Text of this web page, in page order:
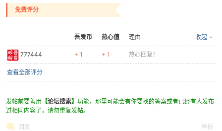
解
免费评分
吾爱币 热心值 收起
理由
777444 + 1 + 1 热心回复！
查看全部评分
发帖前要善用 【论坛搜索】 功能，那里可能会有你要找的答案或者已经有人发布
过相同内容了，请勿重复发帖。
回复 举报